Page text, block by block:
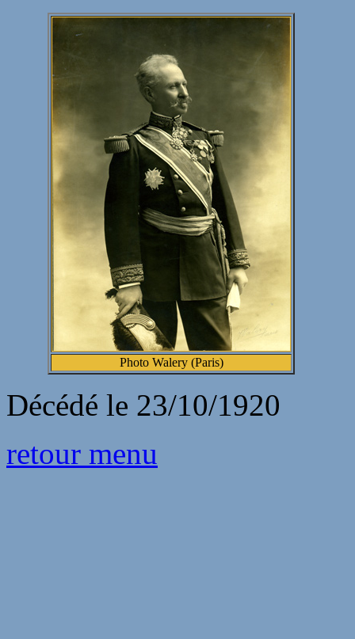
Photo Walery (Paris)
Décédé le 23/10/1920
retour menu